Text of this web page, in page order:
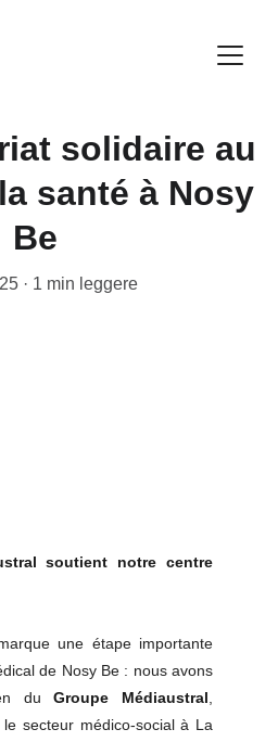
solidaire au
santé à Nosy
Be
1 min leggere
soutient notre centre
une étape importante
de Nosy Be : nous avons
duGroupe Médiaustral
secteur médico-social à La